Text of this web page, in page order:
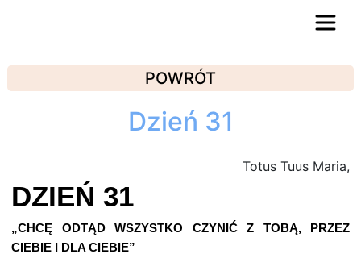
POWRÓT
Dzień 31
Totus Tuus Maria,
DZIEŃ 31
„CHCĘ ODTĄD WSZYSTKO CZYNIĆ Z TOBĄ, PRZEZ
CIEBIE I DLA CIEBIE”